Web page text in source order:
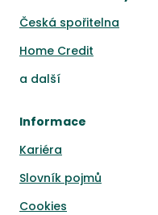
Česká spořitelna
Home Credit
a další
Informace
Kariéra
Slovník pojmů
Cookies